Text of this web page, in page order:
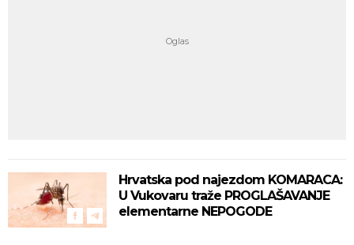
Hrvatska pod najezdom KOMARACA:
U Vukovaru traže PROGLAŠAVANJE
elementarne NEPOGODE